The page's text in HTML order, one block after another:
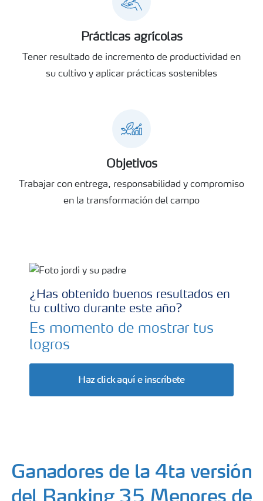
Prácticas agrícolas
Tener resultado de incremento de productividad en
su cultivo y aplicar prácticas sostenibles
Objetivos
Trabajar con entrega, responsabilidad y compromiso
en la transformación del campo
Productor en cultivo de maiz
¿Has obtenido buenos resultados en
tu cultivo durante este año?
Es momento de mostrar tus
logros
Haz click aquí e inscríbete
Ganadores de la 4ta versión
del Ranking 35 Menores de